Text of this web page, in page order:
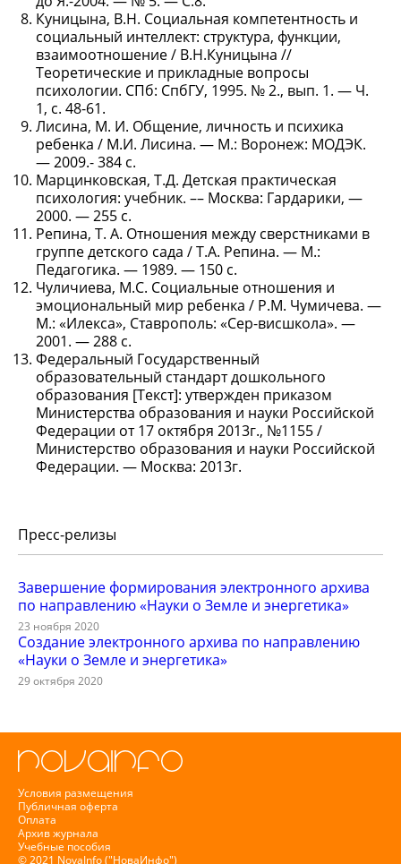
Куницына, В.Н. Социальная компетентность и
социальный интеллект: структура, функции,
взаимоотношение / В.Н.Куницына //
Теоретические и прикладные вопросы
психологии. СПб: СпбГУ, 1995. № 2., вып. 1. — Ч.
1, с. 48-61.
Лисина, М. И. Общение, личность и психика
ребенка / М.И. Лисина. — М.: Воронеж: МОДЭК.
— 2009.- 384 с.
Марцинковская, Т.Д. Детская практическая
психология: учебник. –– Москва: Гардарики, —
2000. — 255 с.
Репина, Т. А. Отношения между сверстниками в
группе детского сада / Т.А. Репина. — М.:
Педагогика. — 1989. — 150 с.
Чуличиева, М.С. Социальные отношения и
эмоциональный мир ребенка / P.M. Чумичева. —
М.: «Илекса», Ставрополь: «Сер-висшкола». —
2001. — 288 с.
Федеральный Государственный
образовательный стандарт дошкольного
образования [Текст]: утвержден приказом
Министерства образования и науки Российской
Федерации от 17 октября 2013г., №1155 /
Министерство образования и науки Российской
Федерации. — Москва: 2013г.
Пресс-релизы
Завершение формирования электронного архива
по направлению «Науки о Земле и энергетика»
23 ноября 2020
Создание электронного архива по направлению
«Науки о Земле и энергетика»
29 октября 2020
Условия размещения
Публичная оферта
Оплата
Архив журнала
Учебные пособия
© 2021 NovaInfo ("НоваИнфо")